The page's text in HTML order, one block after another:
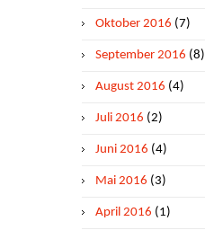
Oktober 2016 (7)
September 2016 (8)
August 2016 (4)
Juli 2016 (2)
Juni 2016 (4)
Mai 2016 (3)
April 2016 (1)